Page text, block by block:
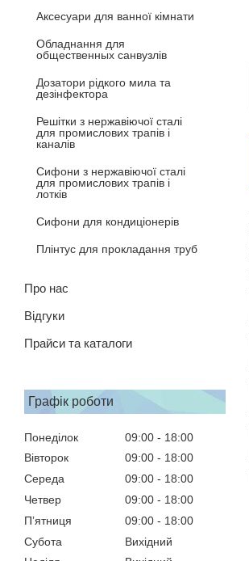
Аксесуари для ванної кімнати
Обладнання для
общественных санвузлів
Дозатори рідкого мила та
дезінфектора
Решітки з нержавіючої сталі
для промислових трапів і
каналів
Сифони з нержавіючої сталі
для промислових трапів і
лотків
Сифони для кондиціонерів
Плінтус для прокладання труб
Про нас
Відгуки
Прайси та каталоги
Графік роботи
Понеділок 09:00
18:00
Вівторок
09:00
18:00
Середа
09:00
18:00
Четвер
09:00
18:00
Пʼятниця
09:00
18:00
Субота
Вихідний